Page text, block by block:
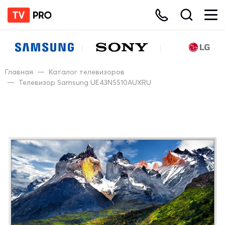
Главная — Каталог телевизоров
— Телевизор Samsung UE43N5510AUXRU